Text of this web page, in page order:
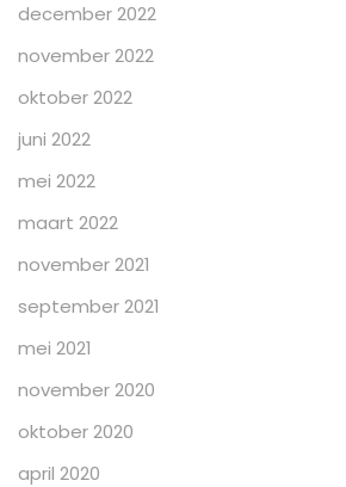
december 2022
november 2022
oktober 2022
juni 2022
mei 2022
maart 2022
november 2021
september 2021
mei 2021
november 2020
oktober 2020
april 2020